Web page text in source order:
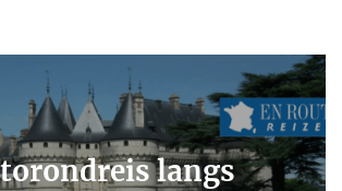
langs